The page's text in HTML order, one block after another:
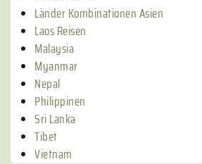
Länder Kombinationen Asien
Laos Reisen
Malaysia
Myanmar
Nepal
Philippinen
Sri Lanka
Tibet
Vietnam